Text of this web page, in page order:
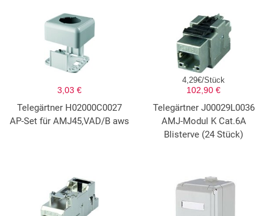
3,03 €
Telegärtner H02000C0027
AP-Set für AMJ45,VAD/B aws
4,29€/Stück
102,90 €
Telegärtner J00029L0036
AMJ-Modul K Cat.6A
Blisterve (24 Stück)